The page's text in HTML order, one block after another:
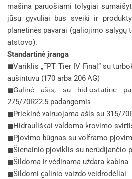
mašina paruošiami tolygiai
jūsų gyvuliai bus sveiki ir
planetinės pavarai (galiojimo sąlygų
atstovo).
Standartinė įranga
◼Variklis „FPT Tier IV Final“ su
aušintuvu (170 arba 206 AG)
◼Galinė ašis, su hidrostatine
275/70R22.5 padangomis
◼Priekinė vairuojama ašis su 315/
◼Hidrauliškai valdoma krovimo
◼Pjovimo būgnas su volframo
◼Šienainio pjoviklis su nerūdijančio
◼Šildoma ir vėdinama uždara kabina
◼Šildomi galinio vaizdo veidrodėliai